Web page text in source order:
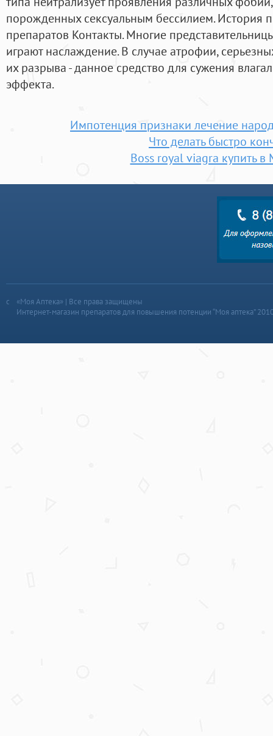
порожденных сексуальным бессилием. История
препаратов Контакты. Многие
играют наслаждение. В случае атрофии,
их разрыва - данное средство для сужения
эффекта.
Импотенция признаки лечение
Что делать быстро
Boss royal viagra купить в
«Моя Аптека» | Все права защищены
Интернет-магазин препаратов для повышения потенции “Моя аптека”